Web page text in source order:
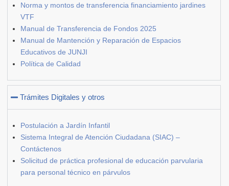
Norma y montos de transferencia financiamiento jardines
VTF
Manual de Transferencia de Fondos 2025
Manual de Mantención y Reparación de Espacios
Educativos de JUNJI
Política de Calidad
Trámites Digitales y otros
Postulación a Jardín Infantil
Sistema Integral de Atención Ciudadana (SIAC) –
Contáctenos
Solicitud de práctica profesional de educación parvularia
para personal técnico en párvulos